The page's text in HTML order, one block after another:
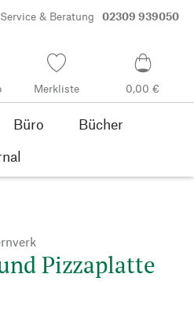
& Beratung 02309 939050
Merkliste 0,00 €
Büro
Bücher
Pizzaplatte